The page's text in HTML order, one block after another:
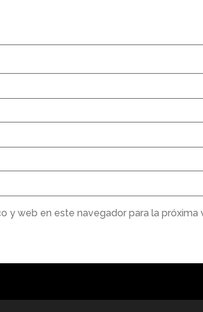
y web en este navegador para la